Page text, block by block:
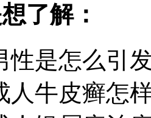
了解：
性是怎么引
人牛皮癣怎